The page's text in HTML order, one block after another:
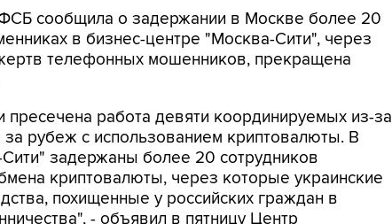
ФСБ сообщила о задержании в Москве более 20
в бизнес-центре "Москва-Сити", через
телефонных мошенников, прекращена
работа девяти координируемых из-за
рубеж с использованием криптовалюты. В
задержаны более 20 сотрудников
криптовалюты, через которые украинские
похищенные у российских граждан в
- объявил в пятницу Центр